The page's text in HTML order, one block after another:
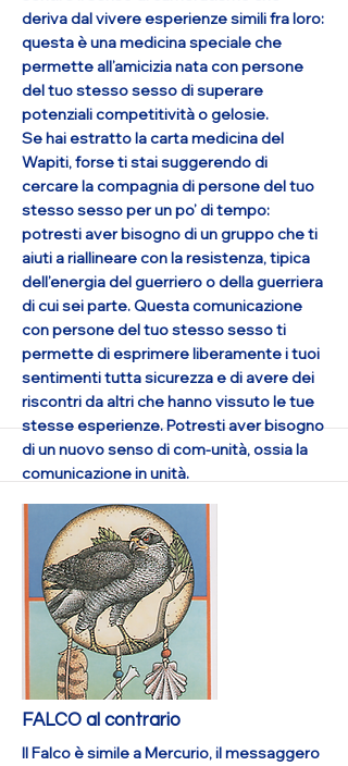
deriva dal vivere esperienze simili fra loro:
questa è una medicina speciale che
permette all’amicizia nata con persone
del tuo stesso sesso di superare
potenziali competitività o gelosie.
Se hai estratto la carta medicina del
Wapiti, forse ti stai suggerendo di
cercare la compagnia di persone del tuo
stesso sesso per un po’ di tempo:
potresti aver bisogno di un gruppo che ti
aiuti a riallineare con la resistenza, tipica
dell’energia del guerriero o della guerriera
di cui sei parte. Questa comunicazione
con persone del tuo stesso sesso ti
permette di esprimere liberamente i tuoi
sentimenti tutta sicurezza e di avere dei
riscontri da altri che hanno vissuto le tue
stesse esperienze. Potresti aver bisogno
di un nuovo senso di com-unità, ossia la
comunicazione in unità.
osservare come il tuo fisico sopporta lo
stress della vita, e di mantenere il tuo
passo in modo da conservare il tuo
equilibrio energetico per tutta la distanza
che intendi coprire. Vitamine o cibo
altamente energetico potrebbero
essere una soluzione, insieme a dei
momenti di quiete dedicati a te.
More
FALCO al contrario
Il Falco è simile a Mercurio, il messaggero